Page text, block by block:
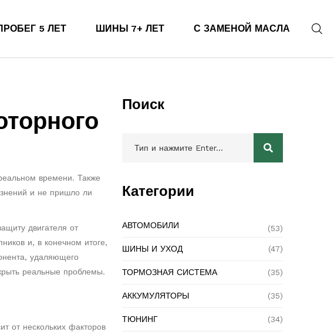
5 ЛЕТ ШИНЫ 7+ ЛЕТ С ЗАМЕНОЙ МАСЛА
времени. Также
и не пришло ли
двигателя от
и, в конечном итоге,
удаляющего
реальные проблемы.
от нескольких факторов
Поиск
Категории
АВТОМОБИЛИ (53)
ШИНЫ И УХОД (47)
ТОРМОЗНАЯ СИСТЕМА (35)
АККУМУЛЯТОРЫ (35)
ТЮНИНГ (34)